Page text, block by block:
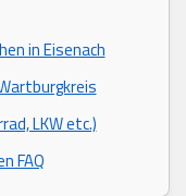
in Eisenach
LKW etc.)
FAQ